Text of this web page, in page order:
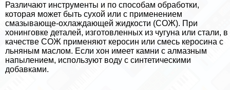
Различают инструменты и по способам обработки,
которая может быть сухой или с применением
смазывающе-охлаждающей жидкости (СОЖ). При
хонинговке деталей, изготовленных из чугуна или стали, в
качестве СОЖ применяют керосин или смесь керосина с
льняным маслом. Если хон имеет камни с алмазным
напылением, используют воду с синтетическими
добавками.